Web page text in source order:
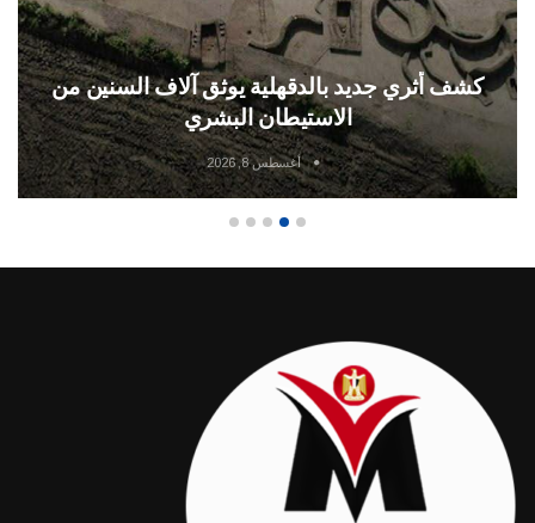
انطباعات جمهور ونجوم المنصوره عن انتقال
محمد صلاح الي فريق طرابزون سبور التركي
أغسطس 7, 2026